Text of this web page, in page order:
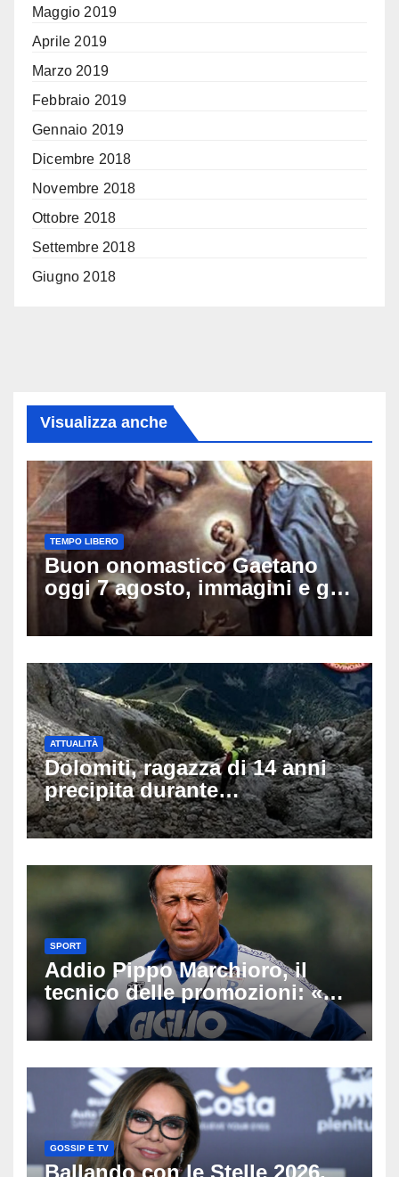
Maggio 2019
Aprile 2019
Marzo 2019
Febbraio 2019
Gennaio 2019
Dicembre 2018
Novembre 2018
Ottobre 2018
Settembre 2018
Giugno 2018
Visualizza anche
TEMPO LIBERO
Buon onomastico Gaetano
oggi 7 agosto, immagini e gif
di auguri da condividere sui
social
ATTUALITÀ
Dolomiti, ragazza di 14 anni
precipita durante
un’escursione: tragedia sul
Latemar davanti alla famiglia
SPORT
Addio Pippo Marchioro, il
tecnico delle promozioni: «Ha
scritto pagine indimenticabili
del nostro calcio»
GOSSIP E TV
Ballando con le Stelle 2026,